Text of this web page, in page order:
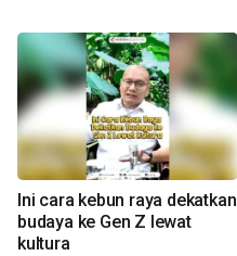
Ini cara kebun raya dekatkan
budaya ke Gen Z lewat
kultura